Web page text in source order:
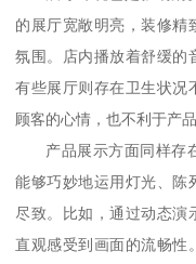
的展厅宽敞明亮，装修精
氛围。店内播放着舒缓的
有些展厅则存在卫生状况
顾客的心情，也不利于产
产品展示方面同样存
能够巧妙地运用灯光、陈
尽致。比如，通过动态演
直观感受到画面的流畅性